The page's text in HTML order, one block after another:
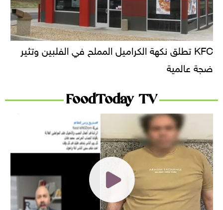
KFC تطلق نكهة الكراميل المملح في الفلبين وتثير
ضجة عالمية
FoodToday TV